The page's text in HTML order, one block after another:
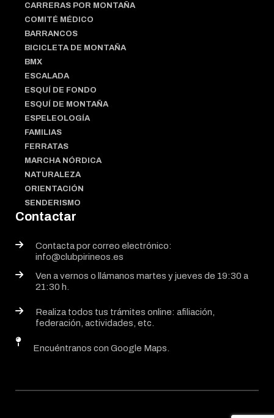
CARRERAS POR MONTAÑA
COMITÉ MÉDICO
BARRANCOS
BICICLETA DE MONTAÑA
BMX
ESCALADA
ESQUÍ DE FONDO
ESQUÍ DE MONTAÑA
ESPELEOLOGÍA
FAMILIAS
FERRATAS
MARCHA NÓRDICA
NATURALEZA
ORIENTACIÓN
SENDERISMO
Contactar
Contacta por correo electrónico:
info@clubpirineos.es
Ven a vernos o llámanos martes y jueves de 19:30 a
21:30 h.
Realiza todos tus trámites online: afiliación,
federación, actividades, etc.
Encuéntranos con Google Maps.